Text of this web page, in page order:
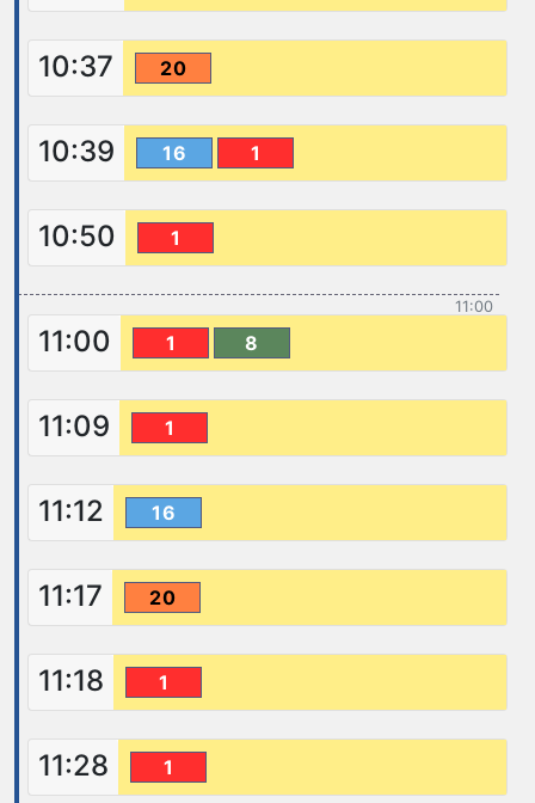
10:37 20
10:39 16 1
10:50 1
11:00
11:00 1 8
11:09 1
11:12 16
11:17 20
11:18 1
11:28 1